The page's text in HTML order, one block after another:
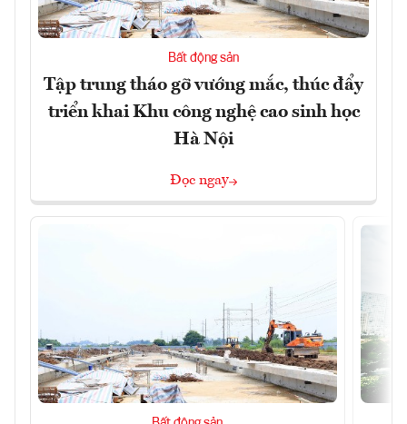
Bất động sản
Tập trung tháo gỡ vướng mắc, thúc đẩy
triển khai Khu công nghệ cao sinh học
Hà Nội
Đọc ngay